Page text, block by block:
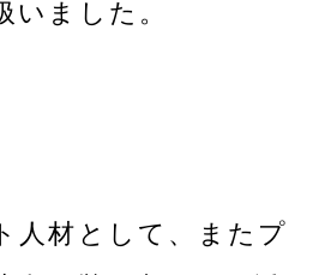
いました。
材として、またプ